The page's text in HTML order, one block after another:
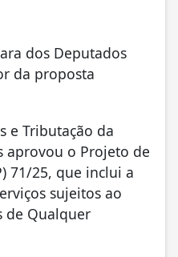
dos Deputados
da proposta
e Tributação da
aprovou o Projeto de
71/25, que inclui a
sujeitos ao
de Qualquer